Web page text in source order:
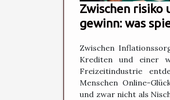
Zwischen risiko
gewinn: was
glücksspielen
Zwischen
Krediten und einer
Freizeitindustrie
Menschen Online-
und zwar nicht als